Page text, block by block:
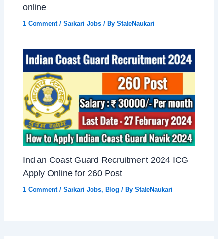
online
1 Comment /Sarkari Jobs / ByStateNaukari
Indian Coast Guard Recruitment 2024 ICG
Apply Online for 260 Post
1 Comment /Sarkari Jobs, Blog / ByStateNaukari